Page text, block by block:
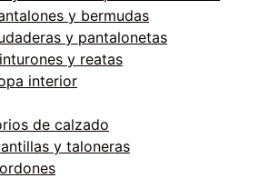
y bermudas
y pantalonetas
y reatas
interior
de calzado
y taloneras